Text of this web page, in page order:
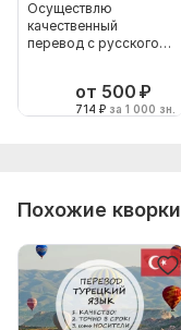
Осуществлю
качественный
перевод с русского
от 500 ₽
714 ₽ за 1 000 зн.
Похожие кворки